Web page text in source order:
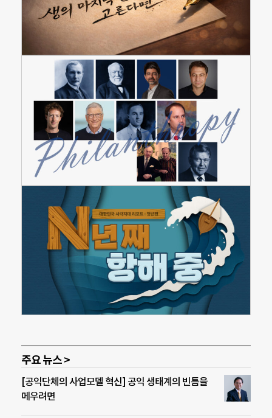
주요 뉴스 >
[공익단체의 사업모델 혁신] 공익 생태계의 빈틈을
메우려면